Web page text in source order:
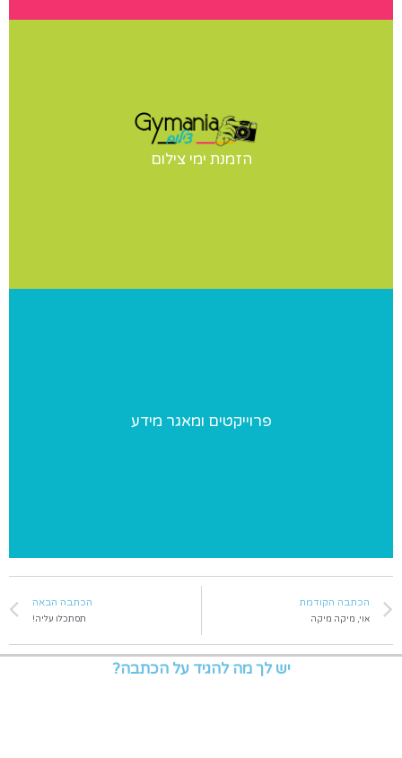
הזמנת ימי צילום
ימי צילום
יש לכם תחרות? הופעה? מעוניינים בצילומי סטודיו לנבחרת
פרוייקטים ומאגר מידע
הכתבה הקודמת
אוי, מיקה מיקה
הכתבה הבאה
תסתכלו עליה!
יש לך מה להגיד על הכתבה?